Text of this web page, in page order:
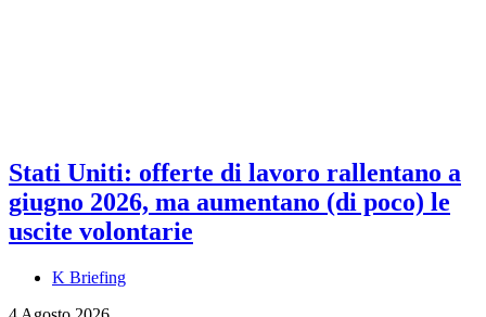
Stati Uniti: offerte di lavoro rallentano a
giugno 2026, ma aumentano (di poco) le
uscite volontarie
K Briefing